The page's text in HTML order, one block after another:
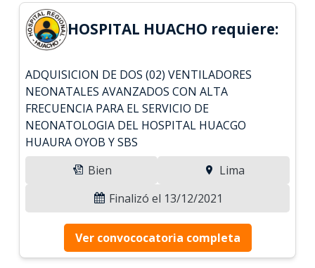
HOSPITAL HUACHO requiere:
ADQUISICION DE DOS (02) VENTILADORES
NEONATALES AVANZADOS CON ALTA
FRECUENCIA PARA EL SERVICIO DE
NEONATOLOGIA DEL HOSPITAL HUACGO
HUAURA OYOB Y SBS
Bien
Lima
Finalizó el 13/12/2021
Ver convococatoria completa